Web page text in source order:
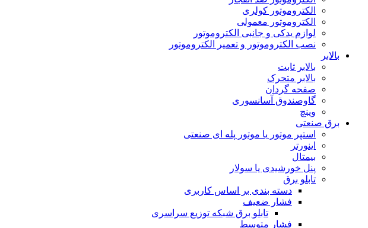
الکتروموتور کولری
الکتروموتور معمولی
لوازم یدکی و جانبی الکتروموتور
نصب الکتروموتور و تعمیر الکتروموتور
بالابر
بالابر ثابت
بالابر متحرک
صفحه گردان
گاوصندوق آسانسوری
وینچ
برق صنعتی
استپر موتور یا موتور پله ای صنعتی
اینورتر
بیمتال
پنل خورشیدی یا سولار
تابلو برق
دسته بندی بر اساس کاربری
فشار ضعیف
تابلو برق شبکه توزیع سراسری
فشار متوسط